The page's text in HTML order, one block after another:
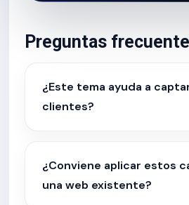
Preguntas
¿Este tema ayuda a
clientes?
¿Conviene aplicar estos
una web existente?